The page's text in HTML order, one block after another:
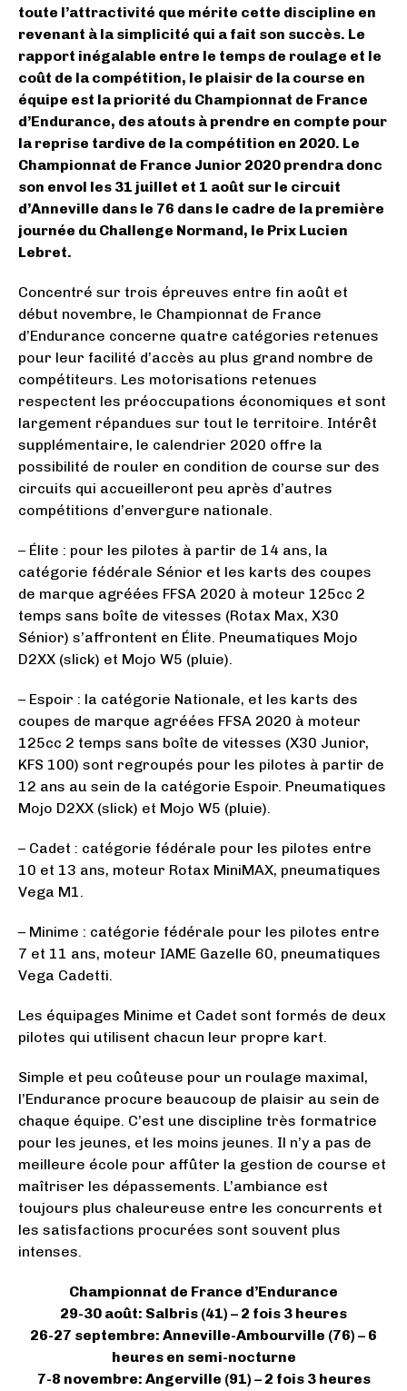
toute l’attractivité que mérite cette discipline en
revenant à la simplicité qui a fait son succès. Le
rapport inégalable entre le temps de roulage et le
coût de la compétition, le plaisir de la course en
équipe est la priorité du Championnat de France
d’Endurance, des atouts à prendre en compte pour
la reprise tardive de la compétition en 2020. Le
Championnat de France Junior 2020 prendra donc
son envol les 31 juillet et 1 août sur le circuit
d’Anneville dans le 76 dans le cadre de la première
journée du Challenge Normand, le Prix Lucien
Lebret.
Concentré sur trois épreuves entre fin août et
début novembre, le Championnat de France
d’Endurance concerne quatre catégories retenues
pour leur facilité d’accès au plus grand nombre de
compétiteurs. Les motorisations retenues
respectent les préoccupations économiques et sont
largement répandues sur tout le territoire. Intérêt
supplémentaire, le calendrier 2020 offre la
possibilité de rouler en condition de course sur des
circuits qui accueilleront peu après d’autres
compétitions d’envergure nationale.
– Élite : pour les pilotes à partir de 14 ans, la
catégorie fédérale Sénior et les karts des coupes
de marque agréées FFSA 2020 à moteur 125cc 2
temps sans boîte de vitesses (Rotax Max, X30
Sénior) s’affrontent en Élite. Pneumatiques Mojo
D2XX (slick) et Mojo W5 (pluie).
– Espoir : la catégorie Nationale, et les karts des
coupes de marque agréées FFSA 2020 à moteur
125cc 2 temps sans boîte de vitesses (X30 Junior,
KFS 100) sont regroupés pour les pilotes à partir de
12 ans au sein de la catégorie Espoir. Pneumatiques
Mojo D2XX (slick) et Mojo W5 (pluie).
– Cadet : catégorie fédérale pour les pilotes entre
10 et 13 ans, moteur Rotax MiniMAX, pneumatiques
Vega M1.
– Minime : catégorie fédérale pour les pilotes entre
7 et 11 ans, moteur IAME Gazelle 60, pneumatiques
Vega Cadetti.
Les équipages Minime et Cadet sont formés de deux
pilotes qui utilisent chacun leur propre kart.
Simple et peu coûteuse pour un roulage maximal,
l’Endurance procure beaucoup de plaisir au sein de
chaque équipe. C’est une discipline très formatrice
pour les jeunes, et les moins jeunes. Il n’y a pas de
meilleure école pour affûter la gestion de course et
maîtriser les dépassements. L’ambiance est
toujours plus chaleureuse entre les concurrents et
les satisfactions procurées sont souvent plus
intenses.
Championnat de France d’Endurance
29-30 août: Salbris (41) – 2 fois 3 heures
26-27 septembre: Anneville-Ambourville (76) – 6
heures en semi-nocturne
7-8 novembre: Angerville (91) – 2 fois 3 heures